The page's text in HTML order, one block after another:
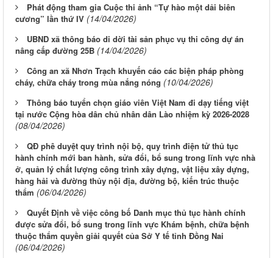
Phát động tham gia Cuộc thi ảnh “Tự hào một dải biên
cương” lần thứ IV (14/04/2026)
UBND xã thông báo di dời tài sản phục vụ thi công dự án
nâng cấp đường 25B (14/04/2026)
Công an xã Nhơn Trạch khuyến cáo các biện pháp phòng
cháy, chữa cháy trong mùa nắng nóng (10/04/2026)
Thông báo tuyển chọn giáo viên Việt Nam đi dạy tiếng việt
tại nước Cộng hòa dân chủ nhân dân Lào nhiệm kỳ 2026-2028
(08/04/2026)
QĐ phê duyệt quy trình nội bộ, quy trình điện tử thủ tục
hành chính mới ban hành, sửa đổi, bổ sung trong lĩnh vực nhà
ở, quản lý chất lượng công trình xây dựng, vật liệu xây dựng,
hàng hải và đường thủy nội địa, đường bộ, kiến trúc thuộc
thẩm (06/04/2026)
Quyết Định về việc công bố Danh mục thủ tục hành chính
được sửa đổi, bổ sung trong lĩnh vực Khám bệnh, chữa bệnh
thuộc thẩm quyền giải quyết của Sở Y tế tỉnh Đồng Nai
(06/04/2026)